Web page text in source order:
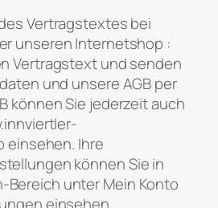
Vertragstextes bei
unseren Internetshop :
Vertragstext und senden
und unsere AGB per
können Sie jederzeit auch
einsehen. Ihre
können Sie in
Bereich unter Mein Konto